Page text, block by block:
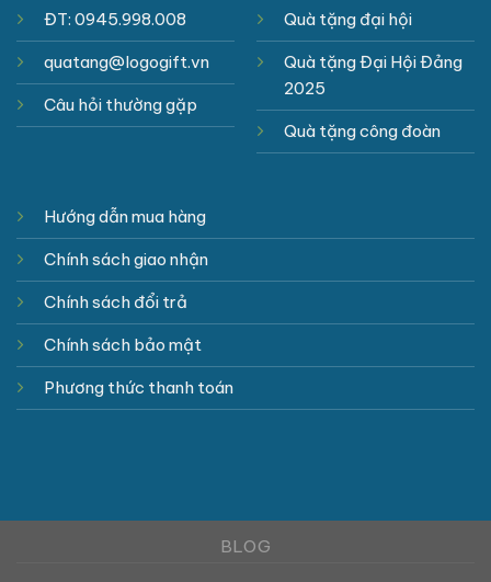
ĐT: 0945.998.008
quatang@logogift.vn
Câu hỏi thường gặp
Quà tặng đại hội
Quà tặng Đại Hội Đảng
2025
Quà tặng công đoàn
Hướng dẫn mua hàng
Chính sách giao nhận
Chính sách đổi trả
Chính sách bảo mật
Phương thức thanh toán
BLOG